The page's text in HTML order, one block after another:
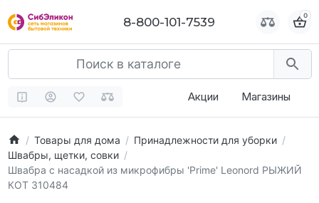
8-800-101-7539 0
Акции Магазины
Товары для дома
Принадлежности для уборки
Швабры, щетки, совки
Швабра с насадкой из микрофибры 'Prime' Leonord РЫЖИЙ
КОТ 310484
8-800-101-7539 0